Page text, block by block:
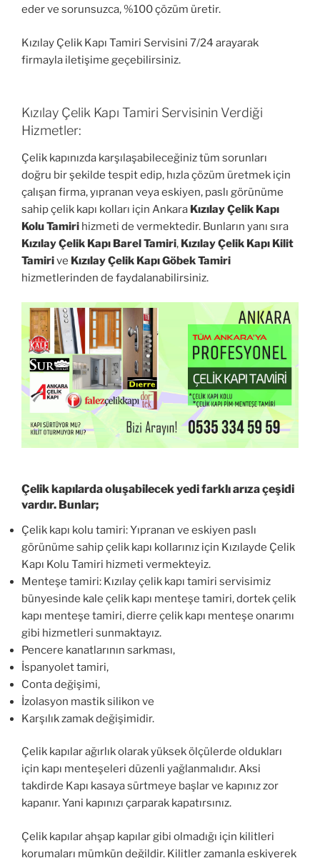
eder ve sorunsuzca, %100 çözüm üretir.
Kızılay Çelik Kapı Tamiri Servisini 7/24 arayarak
firmayla iletişime geçebilirsiniz.
Kızılay Çelik Kapı Tamiri Servisinin Verdiği
Hizmetler:
Çelik kapınızda karşılaşabileceğiniz tüm sorunları
doğru bir şekilde tespit edip, hızla çözüm üretmek için
çalışan firma, yıpranan veya eskiyen, paslı görünüme
sahip çelik kapı kolları için Ankara Kızılay Çelik Kapı
Kolu Tamiri hizmeti de vermektedir. Bunların yanı sıra
Kızılay Çelik Kapı Barel Tamiri, Kızılay Çelik Kapı Kilit
Tamirive Kızılay Çelik Kapı Göbek Tamiri
hizmetlerinden de faydalanabilirsiniz.
Çelik kapılarda oluşabilecek yedi farklı arıza çeşidi
vardır. Bunlar;
Çelik kapı kolu tamiri: Yıpranan ve eskiyen paslı
görünüme sahip çelik kapı kollarınız için Kızılayde Çelik
Kapı Kolu Tamiri hizmeti vermekteyiz.
Menteşe tamiri: Kızılay çelik kapı tamiri servisimiz
bünyesinde kale çelik kapı menteşe tamiri, dortek çelik
kapı menteşe tamiri, dierre çelik kapı menteşe onarımı
gibi hizmetleri sunmaktayız.
Pencere kanatlarının sarkması,
İspanyolet tamiri,
Conta değişimi,
İzolasyon mastik silikon ve
Karşılık zamak değişimidir.
Çelik kapılar ağırlık olarak yüksek ölçülerde oldukları
için kapı menteşeleri düzenli yağlanmalıdır. Aksi
takdirde Kapı kasaya sürtmeye başlar ve kapınız zor
kapanır. Yani kapınızı çarparak kapatırsınız.
Çelik kapılar ahşap kapılar gibi olmadığı için kilitleri
korumaları mümkün değildir. Kilitler zamanla eskiyerek